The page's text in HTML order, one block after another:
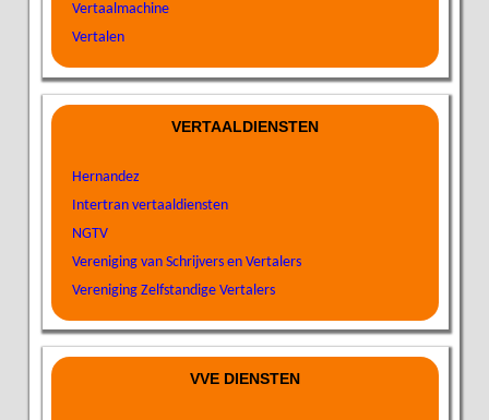
Vertaalmachine
Vertalen
VERTAALDIENSTEN
Hernandez
Intertran vertaaldiensten
NGTV
Vereniging van Schrijvers en Vertalers
Vereniging Zelfstandige Vertalers
VVE DIENSTEN